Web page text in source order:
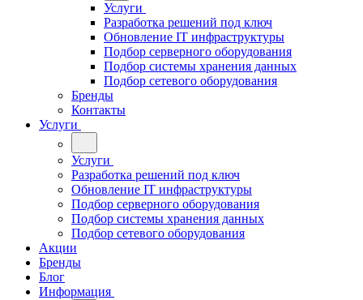
Услуги
Разработка решений под ключ
Обновление IT инфраструктуры
Подбор серверного оборудования
Подбор системы хранения данных
Подбор сетевого оборудования
Бренды
Контакты
Услуги
Услуги
Разработка решений под ключ
Обновление IT инфраструктуры
Подбор серверного оборудования
Подбор системы хранения данных
Подбор сетевого оборудования
Акции
Бренды
Блог
Информация